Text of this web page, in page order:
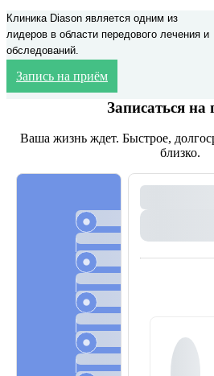
Клиника Diason является одним из
лидеров в области передового лечения и
обследований.
Запись на приём
Записаться на
Ваша жизнь ждет. Быстрое,
близко.